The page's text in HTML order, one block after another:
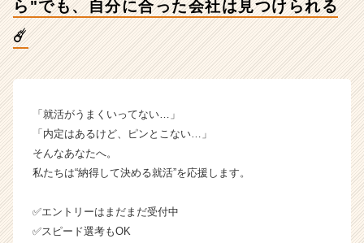
コ
ョ
ン
式
【も
ら"でも、自分に合った会社は見つけられる
☄️
「就活がうまくいってない…」
「内定はあるけど、ピンとこない…」
そんなあなたへ。
私たちは“納得して決める就活”を応援します。
✅エントリーはまだまだ受付中
✅スピード選考もOK